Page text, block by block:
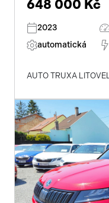
648 000 Kč
2023
automatická
AUTO TRUXA LITOVEL